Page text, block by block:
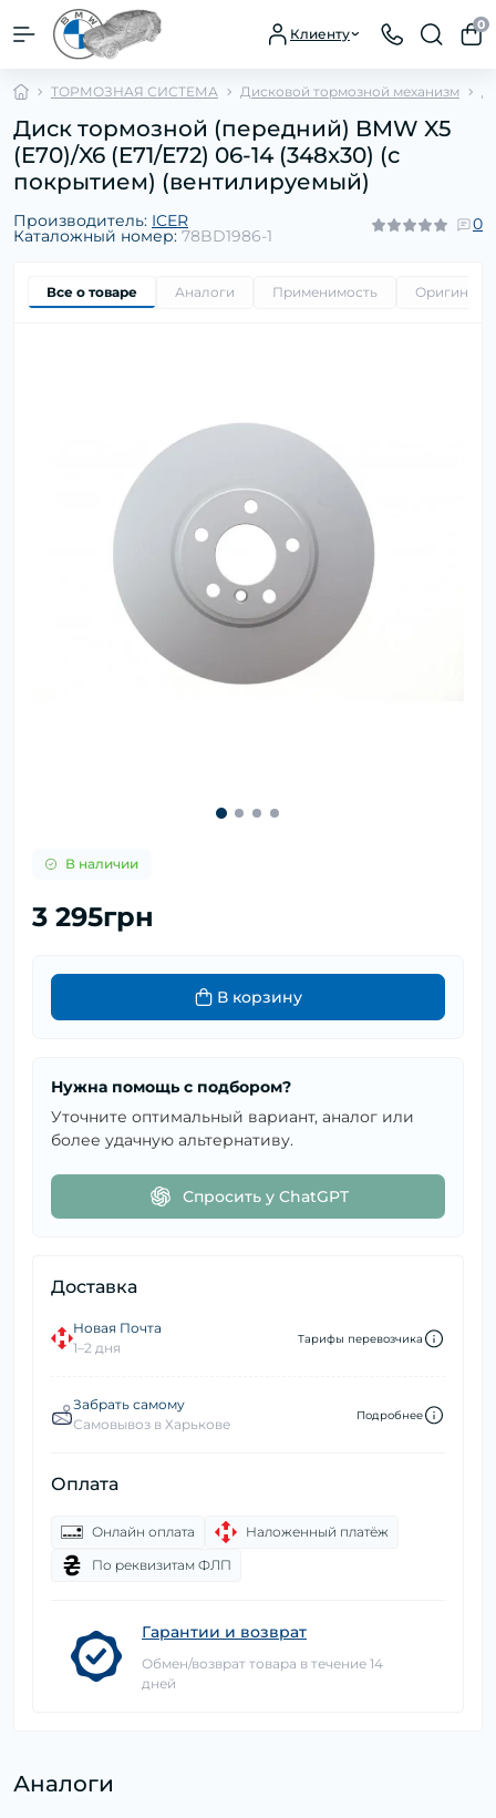
Клиенту
0
ТОРМОЗНАЯ СИСТЕМА Дисковой тормозной механизм
Диск тормозной (передний) BMW X5
(E70)/X6 (E71/E72) 06-14 (348x30) (с
покрытием) (вентилируемый)
Производитель: ICER
Каталожный номер: 78BD1986-1
0
Все о товаре Аналоги Применимость
В наличии
3 295грн
В корзину
Нужна помощь с подбором?
Уточните оптимальный вариант, аналог или
более удачную альтернативу.
Спросить у ChatGPT
Доставка
Новая Почта
1–2 дня
Тарифы перевозчика
Забрать самому
Самовывоз в Харькове
Подробнее
Оплата
Онлайн оплата
Наложенный платёж
По реквизитам ФЛП
Гарантии и возврат
Обмен/возврат товара в течение 14
дней
Аналоги